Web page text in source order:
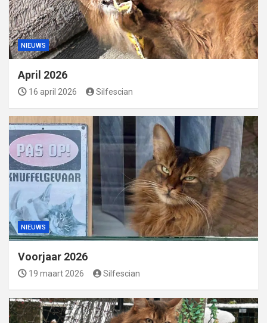
NIEUWS
April 2026
16 april 2026 Silfescian
NIEUWS
Voorjaar 2026
19 maart 2026 Silfescian